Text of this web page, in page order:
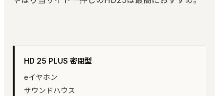
HD 25 PLUS 密閉型
eイヤホン
サウンドハウス